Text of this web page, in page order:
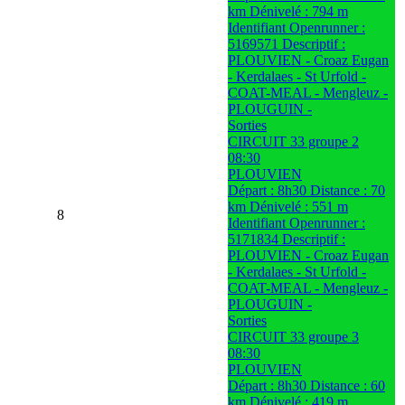
8
km Dénivelé : 794 m
Identifiant Openrunner :
5169571 Descriptif :
PLOUVIEN - Croaz Eugan
- Kerdalaes - St Urfold -
COAT-MEAL - Mengleuz -
PLOUGUIN -
Sorties
CIRCUIT 33 groupe 2
08:30
PLOUVIEN
Départ : 8h30 Distance : 70
km Dénivelé : 551 m
Identifiant Openrunner :
5171834 Descriptif :
PLOUVIEN - Croaz Eugan
- Kerdalaes - St Urfold -
COAT-MEAL - Mengleuz -
PLOUGUIN -
Sorties
CIRCUIT 33 groupe 3
08:30
PLOUVIEN
Départ : 8h30 Distance : 60
km Dénivelé : 419 m